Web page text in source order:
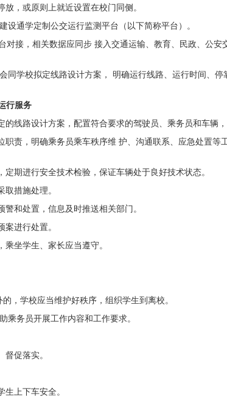
放，或原则上就近设置在校门同侧。
设通学定制公交运行监测平台（以下简称平台）。
对接，相关数据应同步 接入交通运输、教育、民政、公
学校拟定线路设计方案， 明确运行线路、运行时间、
行服务
的线路设计方案，配置符合要求的驾驶员、乘务员和车辆
责，明确乘务员乘车秩序维 护、沟通联系、应急处置等
定期进行安全技术检验，保证车辆处于良好技术状态。
措施处理。
警和处置，信息及时推送相关部门。
进行处置。
坐学生、家长应当遵守。
，学校应当维护好秩序，组织学生到离校。
乘务员开展工作内容和工作要求。
促落实。
上下车安全。